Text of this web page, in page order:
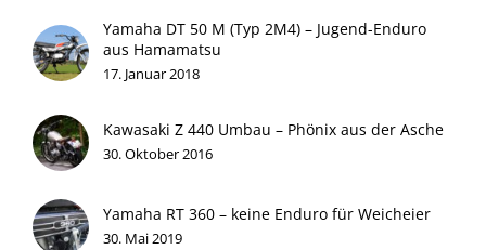
Yamaha DT 50 M (Typ 2M4) – Jugend-Enduro
aus Hamamatsu
17. Januar 2018
Kawasaki Z 440 Umbau – Phönix aus der Asche
30. Oktober 2016
Yamaha RT 360 – keine Enduro für Weicheier
30. Mai 2019